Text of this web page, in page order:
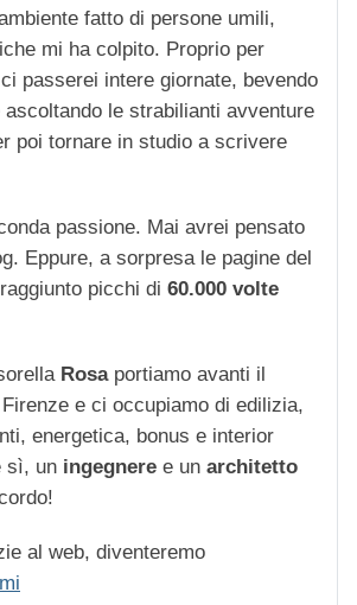
fatto di persone umili,
mi ha colpito. Proprio per
passerei intere giornate, bevendo
le strabilianti avventure
poi tornare in studio a scrivere
passione. Mai avrei pensato
Eppure, a sorpresa le pagine del
picchi di 60.000 volte
Rosaportiamo avanti il
e ci occupiamo di edilizia,
energetica, bonus e interior
sì, un ingegnere e un architetto
al web, diventeremo